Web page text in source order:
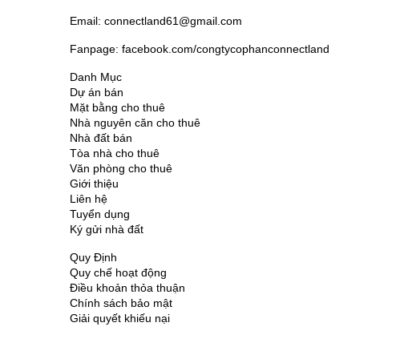
Email: connectland61@gmail.com
Fanpage: facebook.com/congtycophanconnectland
Danh Mục
Dự án bán
Mặt bằng cho thuê
Nhà nguyên căn cho thuê
Nhà đất bán
Tòa nhà cho thuê
Văn phòng cho thuê
Giới thiệu
Liên hệ
Tuyển dụng
Ký gửi nhà đất
Quy Định
Quy chế hoạt động
Điều khoản thỏa thuận
Chính sách bảo mật
Giải quyết khiếu nại